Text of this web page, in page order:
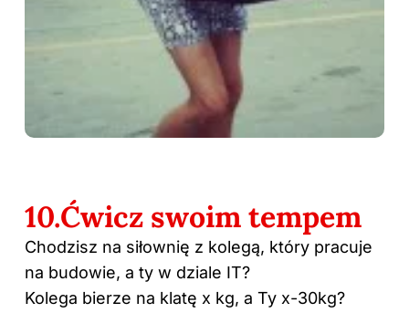
10.Ćwicz swoim tempem
Chodzisz na siłownię z kolegą, który pracuje
na budowie, a ty w dziale IT?
Kolega bierze na klatę x kg, a Ty x-30kg?